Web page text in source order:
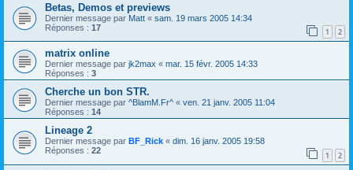
Betas, Demos et previews
Dernier message par Matt « sam. 19 mars 2005 14:34
Réponses : 17 1 2
matrix online
Dernier message par jk2max « mar. 15 févr. 2005 14:33
Réponses : 3
Cherche un bon STR.
Dernier message par ^BlamM.Fr^ « ven. 21 janv. 2005 11:04
Réponses : 14
Lineage 2
Dernier message par BF_Rick « dim. 16 janv. 2005 19:58
Réponses : 22 1 2